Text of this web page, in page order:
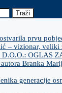
Traži
prvu
– vizionar, veliki
OGLAS
Branka
generacije